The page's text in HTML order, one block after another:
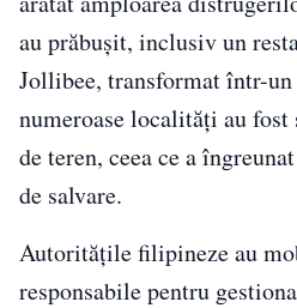
au prăbușit, inclusiv un
Jollibee, transformat într-
numeroase localități au fost
de teren, ceea ce a
de salvare.
Autoritățile filipineze au
responsabile pentru